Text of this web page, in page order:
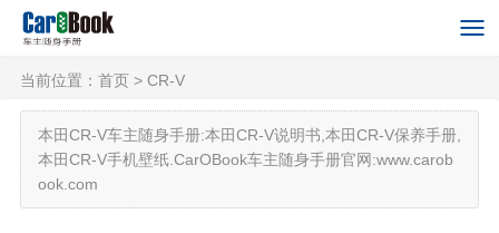
当前位置： 首页 > CR-V
本田CR-V车主随身手册:本田CR-V说明书,本田CR-V保养手册,
本田CR-V手机壁纸.CarOBook车主随身手册官网:www.carob
ook.com